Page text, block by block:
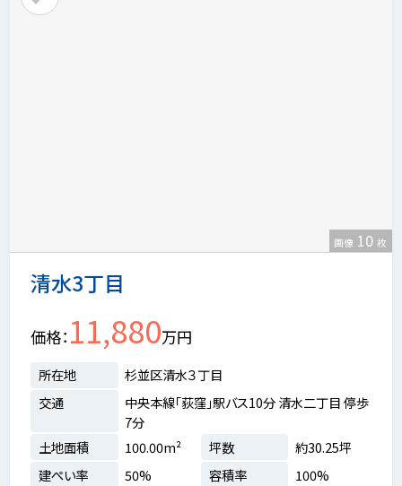
清水3丁目
画像 10 枚
価格 11,880万円
所在地
杉並区清水３丁目
交通
中央本線「荻窪」駅バス10分 清水二丁目 停歩
7分
土地面積
100.00m² 坪数
約30.25坪
建ぺい率
50% 容積率 100%